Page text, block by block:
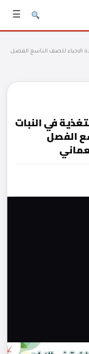
☰
الاحياء للصف التاسع الفصل
في النبات
الفصل